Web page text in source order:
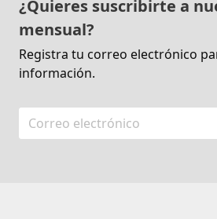
¿Quieres suscribirte a
mensual?
Registra tu correo electrónico
información.